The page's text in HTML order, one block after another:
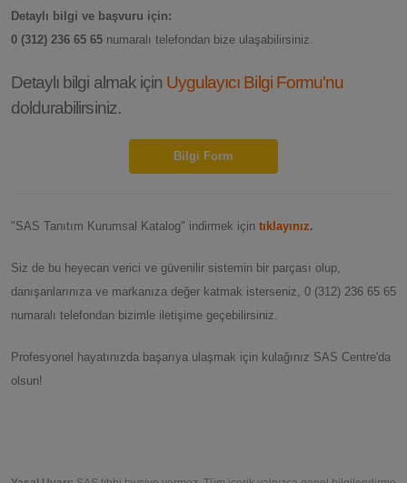
Detaylı bilgi ve başvuru için:
0 (312) 236 65 65 numaralı telefondan bize ulaşabilirsiniz.
Detaylı bilgi almak için Uygulayıcı Bilgi Formu'nu
doldurabilirsiniz.
Bilgi Form
"SAS Tanıtım Kurumsal Katalog" indirmek için tıklayınız.
Siz de bu heyecan verici ve güvenilir sistemin bir parçası olup,
danışanlarınıza ve markanıza değer katmak isterseniz, 0 (312) 236 65 65
numaralı telefondan bizimle iletişime geçebilirsiniz.
Profesyonel hayatınızda başarıya ulaşmak için kulağınız SAS Centre'da
olsun!